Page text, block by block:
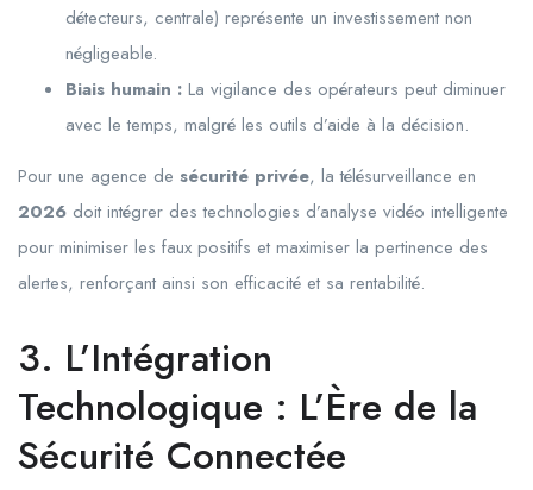
détecteurs, centrale) représente un investissement non
négligeable.
Biais humain : La vigilance des opérateurs peut diminuer
avec le temps, malgré les outils d’aide à la décision.
Pour une agence de sécurité privée, la télésurveillance en
2026 doit intégrer des technologies d’analyse vidéo intelligente
pour minimiser les faux positifs et maximiser la pertinence des
alertes, renforçant ainsi son efficacité et sa rentabilité.
3. L’Intégration
Technologique : L’Ère de la
Sécurité Connectée